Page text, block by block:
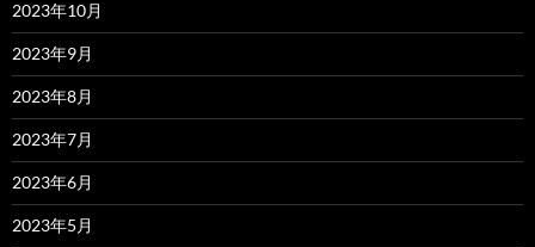
2023年10月
2023年9月
2023年8月
2023年7月
2023年6月
2023年5月